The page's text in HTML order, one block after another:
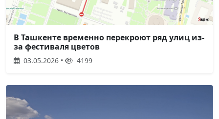
В Ташкенте временно перекроют ряд улиц из-
за фестиваля цветов
03.05.2026 • 4199